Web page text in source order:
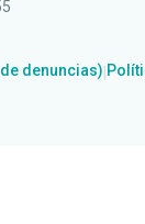
denuncias)